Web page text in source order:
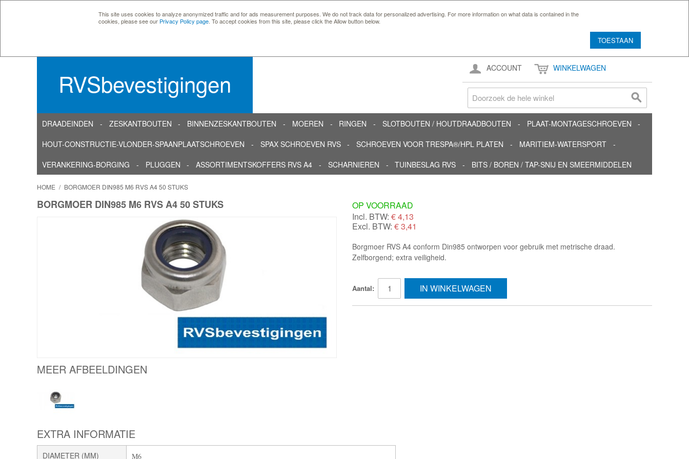
This site uses cookies to analyze anonymized traffic and for ads measurement purposes. We do not track data for personalized advertising. For more information on what data is contained in the
cookies, please see our Privacy Policy page . To accept cookies from this site, please click the Allow button below.
TOESTAAN
RVSbevestigingen
ACCOUNT WINKELWAGEN
DRAADEINDEN ZESKANTBOUTEN BINNENZESKANTBOUTEN MOEREN RINGEN SLOTBOUTEN / HOUTDRAADBOUTEN
PLAAT-MONTAGESCHROEVEN
HOUT-CONSTRUCTIE-VLONDER-SPAANPLAATSCHROEVEN
SPAX SCHROEVEN RVS SCHROEVEN VOOR TRESPA®/HPL PLATEN
MARITIEM-WATERSPORT
VERANKERING-BORGING
PLUGGEN ASSORTIMENTSKOFFERS RVS A4 SCHARNIEREN TUINBESLAG RVS BITS / BOREN / TAP-SNIJ EN SMEERMIDDELEN
HOME / BORGMOER DIN985 M6 RVS A4 50 STUKS
BORGMOER DIN985 M6 RVS A4 50 STUKS
MEER AFBEELDINGEN
OP VOORRAAD
Incl. BTW: €4,13
Excl. BTW: € 3,41
Borgmoer RVS A4 conform Din985 ontworpen voor gebruik met metrische draad.
Zelfborgend; extra veiligheid.
Aantal: IN WINKELWAGEN
EXTRA INFORMATIE
DIAMETER (MM) M6